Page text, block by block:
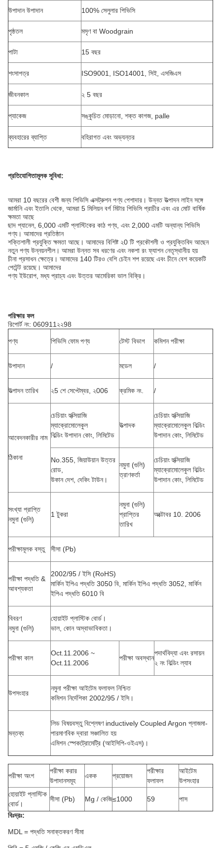
উপাদান উপাদান 100% সেলুলার পিভিসি
পৃষ্ঠতল মসৃণ বা Woodgrain
পাটা 15 বছর
শংসাপত্র ISO9001, ISO14001, সিই, এসজিএস
জীবনকাল ২ 5 বছর
প্যাকেজ সঙ্কুচিত মোড়ানো, শক্ত কাগজ, palle
ব্যবহারের ব্যাপ্তি বহিরাগত এবং অভ্যন্তর
প্রতিযোগিতামূলক সুবিধা:
আমরা 10 বছরের বেশী জন্য পিভিসি এক্সট্রুশন পণ্য পেশাদার। উন্নত উত্পাদন লাইন সঙ্গে
জার্মানি এবং ইতালি থেকে, আমরা 5 মিলিয়ন বর্গ মিটার পিভিসি প্রাচীর এবং এর মোট বার্ষিক
ক্ষমতা আছে
ছাদ প্যানেল, 6,000 এমটি প্লাস্টিকের কাঠ পণ্য, এবং 2,000 এমটি অন্যান্য পিভিসি
পণ্য। আমাদের প্রতিষ্ঠান
শক্তিশালী প্রযুক্তি ক্ষমতা আছে। আমাদের বিশিষ্ট ২0 টি প্রকৌশলী ও প্রযুক্তিবিদ আছেন
নতুন পণ্য উন্নয়নশীল। আমরা উন্নত সব ধরণের এবং নকশা রং ফ্যাশন নেতৃস্থানীয় হয়
চীনা প্রসাধন ক্ষেত্রে। আমাদের 140 টিরও বেশি চেইন শপ রয়েছে এবং চীনে বেশ কয়েকটি
পেটেন্ট রয়েছে। আমাদের
পণ্য ইউরোপ, মধ্য প্রাচ্য এবং উত্তর আমেরিকা ভাল বিক্রি।
পরিক্ষার ফল
রিপোর্ট নং: 060911২২98
পণ্য পিভিসি ফোম পণ্য টেস্ট বিভাগ কমিশন পরীক্ষা
উপাদান / মডেল /
উত্পাদন তারিখ ২5 শে সেপ্টেম্বর, ২006 ক্রমিক নং. /
আবেদনকারীর নাম
ঠিকানা
চেচিয়াং হুক্সিয়াজি
ম্যাক্রোমোলেকুল
বিল্ডিং উপাদান কোং, লিমিটেড
উত্পাদক
চেচিয়াং হুক্সিয়াজি
ম্যাক্রোমোলেকুল বিল্ডিং
উপাদান কোং, লিমিটেড
No.355, জিয়াউয়ান উত্তর
রোড,
উকান দেশ, দেকিং টাউন।
নমুনা (গুলি)
ত্রাণকর্তা
চেচিয়াং হুক্সিয়াজি
ম্যাক্রোমোলেকুল বিল্ডিং
উপাদান কোং, লিমিটেড
সংখ্যা প্রাপ্তি
নমুনা (গুলি)
1 টুকরা
নমুনা (গুলি)
প্রাপ্তির
তারিখ
অক্টোবর 10. 2006
পরীক্ষামূলক বস্তু সীসা (Pb)
পরীক্ষা পদ্ধতি &
আবশ্যকতা
2002/95 / ইসি (RoHS)
মার্কিন ইপিএ পদ্ধতি 3050 বি, মার্কিন ইপিএ পদ্ধতি 3052, মার্কিন
ইপিএ পদ্ধতি 6010 বি
বিবরণ
নমুনা (গুলি)
হোয়াইট প্লাস্টিক বোর্ড।
ভাল, কোন অস্বাভাবিকতা।
পরীক্ষা কাল
Oct.11.2006 ~
Oct.11.2006
পরীক্ষা অবস্থান
পদার্থবিদ্যা এবং রসায়ন
২ নং বিল্ডিং ল্যাব
উপসংহার
নমুনা পরীক্ষা আইটেম ফলাফল নিশ্চিত
কমিশন নির্দেশিকা 2002/95 / ইসি।
মন্তব্য
লিড বিষয়বস্তু বিশ্লেষণ inductively Coupled Argon প্লাজমা-
পারমাণবিক দ্বারা সঞ্চালিত হয়
এমিশন স্পেকট্রোমেট্রি (আইসিপি-ওইএস)।
পরীক্ষা অংশ
পরীক্ষা করার
উপাদানসমূহ
একক প্রয়োজন
পরীক্ষার
ফলাফল
আইটেম
উপসংহার
হোয়াইট প্লাস্টিক
বোর্ড।
সীসা (Pb) Mg / কেজি≤1000 59 পাস
বিঃদ্রঃ:
MDL = পদ্ধতি সনাক্তকরণ সীমা